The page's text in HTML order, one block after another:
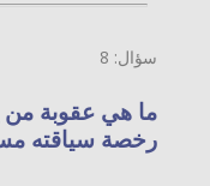
سؤال: 8
ما هي عقوبة من
رخصة سياقته